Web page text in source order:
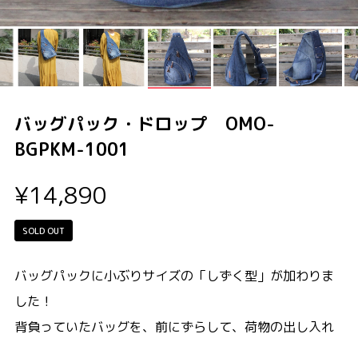
バッグパック・ドロップ OMO-
BGPKM-1001
¥14,890
SOLD OUT
バッグパックに小ぶりサイズの「しずく型」が加わりま
した！
背負っていたバッグを、前にずらして、荷物の出し入れ